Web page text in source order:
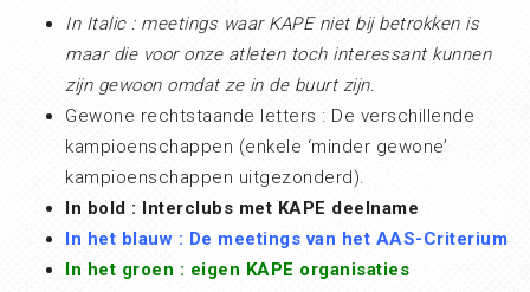
In Italic : meetings waar KAPE niet bij betrokken is
maar die voor onze atleten toch interessant kunnen
zijn gewoon omdat ze in de buurt zijn.
Gewone rechtstaande letters : De verschillende
kampioenschappen (enkele ‘minder gewone’
kampioenschappen uitgezonderd).
In bold : Interclubs met KAPE deelname
In het blauw : De meetings van het AAS-Criterium
In het groen : eigen KAPE organisaties